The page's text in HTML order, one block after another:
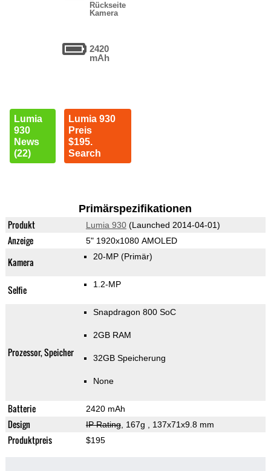
Rückseite
Kamera
2420
mAh
Lumia
930
News
(22)
Lumia 930
Preis
$195.
Search
Primärspezifikationen
Produkt Lumia 930(Launched 2014-04-01)
Anzeige 5" 1920x1080 AMOLED
Kamera 20-MP (Primär)
Selfie 1.2-MP
Prozessor, Speicher
Snapdragon 800 SoC
2GB RAM
32GB Speicherung
None
Batterie 2420 mAh
Design IP Rating, 167g , 137x71x9.8 mm
Produktpreis $195